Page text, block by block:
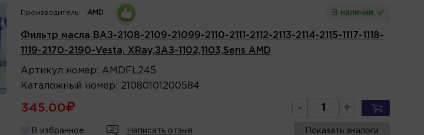
Производитель: AMD В наличии
Фильтр масла ВАЗ-2108-2109-21099-2110-2111-2112-2113-2114-2115-1117-1118-
1119-2170-2190-Vesta, XRay,ЗАЗ-1102,1103,Sens AMD
Артикул номер : AMDFL245
Каталожный номер : 21080101200584
345.00 - +
В избранное Написать отзыв Показать аналоги